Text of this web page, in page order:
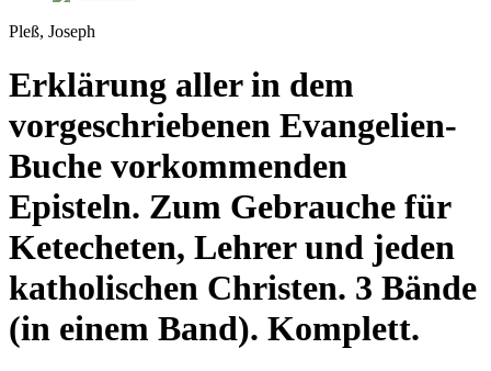
Pleß, Joseph
Erklärung aller in dem
vorgeschriebenen Evangelien-
Buche vorkommenden
Episteln. Zum Gebrauche für
Ketecheten, Lehrer und jeden
katholischen Christen. 3 Bände
(in einem Band). Komplett.